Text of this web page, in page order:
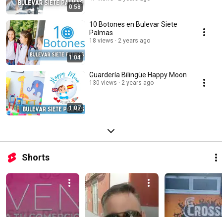
0:58
1:04
10 Botones en Bulevar Siete
Palmas
18 views 2 years ago
1:07
Guardería Bilingüe Happy Moon
130 views 2 years ago
Shorts